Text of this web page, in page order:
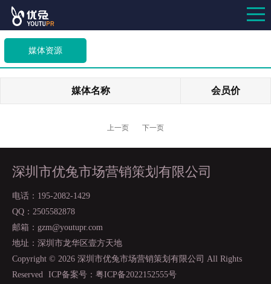
媒体资源
媒体名称 会员价
上一页 下一页
深圳市优兔市场营销策划有限公司
电话：195-2082-1429
QQ：2505582878
邮箱：gzm@youtupr.com
地址：深圳市龙华区壹方天地
Copyright © 2026 深圳市优兔市场营销策划有限公司 All Rights
Reserved
ICP备案号：粤ICP备2022152555号